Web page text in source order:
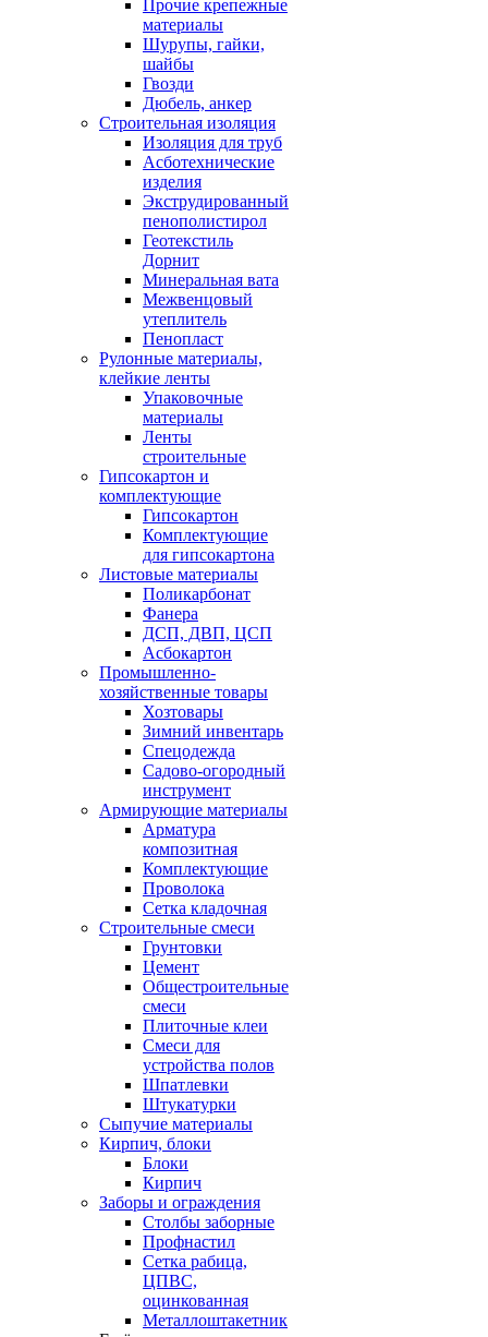
Прочие крепежные
материалы
Шурупы, гайки,
шайбы
Гвозди
Дюбель, анкер
Строительная изоляция
Изоляция для труб
Асботехнические
изделия
Экструдированный
пенополистирол
Геотекстиль
Дорнит
Минеральная вата
Межвенцовый
утеплитель
Пенопласт
Рулонные материалы,
клейкие ленты
Упаковочные
материалы
Ленты
строительные
Гипсокартон и
комплектующие
Гипсокартон
Комплектующие
для гипсокартона
Листовые материалы
Поликарбонат
Фанера
ДСП, ДВП, ЦСП
Асбокартон
Промышленно-
хозяйственные товары
Хозтовары
Зимний инвентарь
Спецодежда
Садово-огородный
инструмент
Армирующие материалы
Арматура
композитная
Комплектующие
Проволока
Сетка кладочная
Строительные смеси
Грунтовки
Цемент
Общестроительные
смеси
Плиточные клеи
Смеси для
устройства полов
Шпатлевки
Штукатурки
Сыпучие материалы
Кирпич, блоки
Блоки
Кирпич
Заборы и ограждения
Столбы заборные
Профнастил
Сетка рабица,
ЦПВС,
оцинкованная
Металлоштакетник